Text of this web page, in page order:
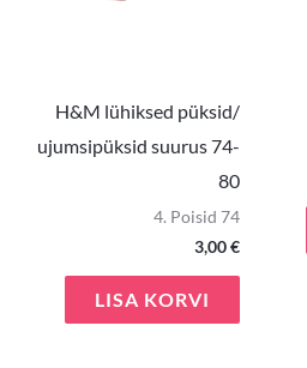
H&M lühiksed püksid/
ujumsipüksid suurus 74-
80
4. Poisid 74
3,00€
LISA KORVI